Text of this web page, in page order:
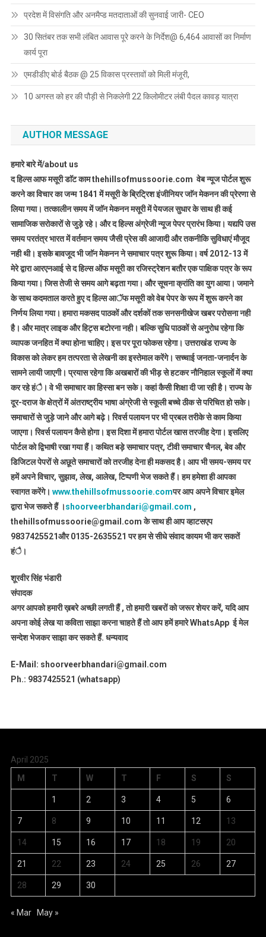
प्रदेश में विसंगति और अनमैप्ड मतदाताओं की सुनवाई जारी- CEO
30 सितंबर तक सभी लंबित आवास पूरे करने के निर्देश@ 6,464 आवासों का निर्माण
कार्य पूरा
एमडीडीए बोर्ड बैठक @ 25 विकास प्रस्तावों को मिली मंजूरी,
10 अगस्त को हर की पौड़ी से निकलेगी 22 किलोमीटर लंबी पैदल कावड़ यात्रा
AUTHOR MESSAGE
हमारे बारे में/about us
द हिल्स आफ मसूरी डाॅट काम thehillsofmussoorie.com वेब न्यूज पोर्टल शुरू
करने का विचार का जन्म 1841 में मसूरी के ब्रिट्रिश इंजीनियर जाॅन मेकनन की प्रेरणा से
लिया गया। तत्कालीन समय में जाॅन मेकनन मसूरी में पेयजल सुधार के साथ ही कई
सामाजिक सरोकारों से जुड़े रहे। और द हिल्स अंग्रेजी न्यूज पेपर प्रारंभ किया। यद्यपि उस
समय परतंत्र भारत में वर्तमान समय जैसी प्रेस की आजादी और तकनीकि सुविधाएं मौजूद
नही थी। इसके बावजूद भी जाॅन मेकनन ने समाचार पत्र शुरू किया। वर्ष 2012-13 में
मेरे द्वारा आरएनआई से द हिल्स ऑफ मसूरी का रजिस्ट्रेशन बतौर एक पाक्षिक पत्र के रूप
किया गया। जिस तेजी से समय आगे बढ़ता गया। और सूचना क्रांति का युग आया। जमाने
के साथ कदमताल करते हुए द हिल्स आॅफ मसूरी को वेब पेपर के रूप में शुरू करने का
निर्णय लिया गया। हमारा मकसद पाठकों और दर्शकों तक सनसनीखेज खबर परोसना नही
है। और मात्र लाइक और हिट्स बटोरना नही। बल्कि सुधि पाठकों से अनुरोध रहेगा कि
व्यापक जनहित में क्या होना चाहिए। इस पर पूरा फोकस रहेगा। उत्तराखंड राज्य के
विकास को लेकर हम तत्परता से लेखनी का इस्तेमाल करेंगे। सच्चाई जनता-जनार्दन के
सामने लायी जाएगी। प्रयास रहेगा कि अखबारों की भीड़ से हटकर नौनिहाल स्कूलों में क्या
कर रहे हंै। वे भी समाचार का हिस्सा बन सके। कहां कैसी शिक्षा दी जा रही है। राज्य के
दूर-दराज के क्षेत्रों में अंतराष्ट्रीय भाषा अंग्रेजी से स्कूली बच्चे ठीक से परिचित हो सके।
समाचारों से जुड़े जाने और आगे बढ़े। रिवर्स पलायन पर भी प्रबल तरीके से काम किया
जाएगा। रिवर्स पलायन कैसे होगा। इस दिशा में हमारा पोर्टल खास तरजीह देगा। इसलिए
पोर्टल को द्विभाषी रखा गया हैं। कथित बड़े समाचार पत्र, टीवी समाचार चैनल, बेव और
डिजिटल पेपरों से अछूते समाचारों को तरजीह देना ही मकसद है। आप भी समय-समय पर
हमें अपने विचार, सुझाव, लेख, आलेख, टिप्पणी भेज सकते हैं। हम हमेशा ही आपका
स्वागत करेंगे। www.thehillsofmussoorie.comपर आप अपने विचार इमेल
द्वारा भेज सकते हैं ।shoorveerbhandari@gmail.com ,
thehillsofmussoorie@gmail.com के साथ ही आप व्हाटसएप
9837425521और 0135-2635521 पर हम से सीधे संवाद कायम भी कर सकतें
हंै।
शूरवीर सिंह भंडारी
संपादक
अगर आपको हमारी ख़बरे अच्छी लगती हैं , तो हमारी खबरों को जरूर शेयर करें, यदि आप
अपना कोई लेख या कविता साझा करना चाहते हैं तो आप हमें हमारे WhatsApp ई मेल
सन्देश भेजकर साझा कर सकते हैं. धन्यवाद
E-Mail: shoorveerbhandari@gmail.com
Ph.: 9837425521 (whatsapp)
April 2025
M
T W T F S S
1 2 3 4 5 6
7 8 9 10 11 12 13
14 15 16 17 18 19 20
21 22 23 24 25 26 27
28 29 30
« Mar May »